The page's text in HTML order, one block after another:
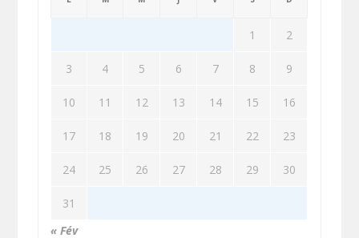
1 2
3 4 5 6 7 8 9
10 11 12 13 14 15 16
17 18 19 20 21 22 23
24 25 26 27 28 29 30
31
« Fév